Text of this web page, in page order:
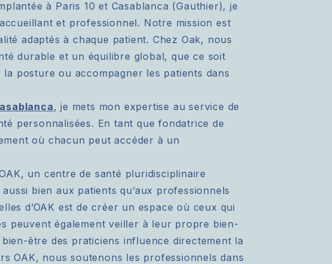
à Paris 10 et Casablanca (Gauthier), je
et professionnel. Notre mission est
adaptés à chaque patient. Chez Oak, nous
durable et un équilibre global, que ce soit
posture ou accompagner les patients dans
, je mets mon expertise au service de
personnalisées. En tant que fondatrice de
où chacun peut accéder à un
un centre de santé pluridisciplinaire
bien aux patients qu’aux professionnels
d’OAK est de créer un espace où ceux qui
peuvent également veiller à leur propre bien-
être des praticiens influence directement la
OAK, nous soutenons les professionnels dans